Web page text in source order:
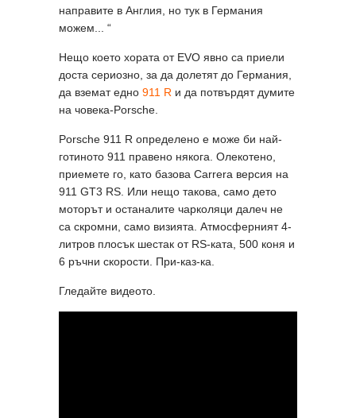
направите в Англия, но тук в Германия
можем... “
Нещо което хората от EVO явно са приели
доста сериозно, за да долетят до Германия,
да вземат едно 911 R и да потвърдят думите
на човека-Porsche.
Porsche 911 R определено е може би най-
готиното 911 правено някога. Олекотено,
приемете го, като базова Carrera версия на
911 GT3 RS. Или нещо такова, само дето
моторът и останалите чарколяци далеч не
са скромни, само визията. Атмосферният 4-
литров плосък шестак от RS-ката, 500 коня и
6 ръчни скорости. При-каз-ка.
Гледайте видеото.